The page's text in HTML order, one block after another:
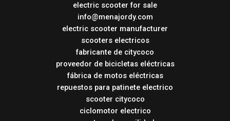
electric scooter for sale
info@menajordy.com
electric scooter manufacturer
scooters electricos
fabricante de citycoco
proveedor de bicicletas eléctricas
fábrica de motos eléctricas
repuestos para patinete electrico
scooter citycoco
ciclomotor electrico